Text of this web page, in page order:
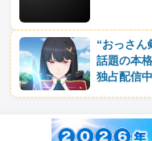
“おっさ
話題の本
独占配信中